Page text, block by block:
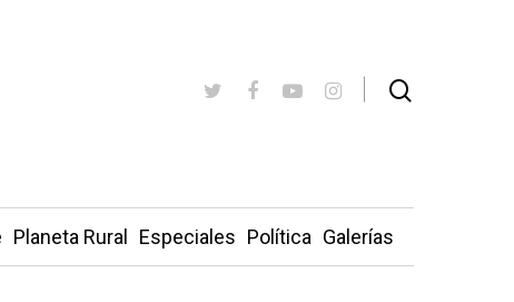
Planeta Rural Especiales Política Galerías